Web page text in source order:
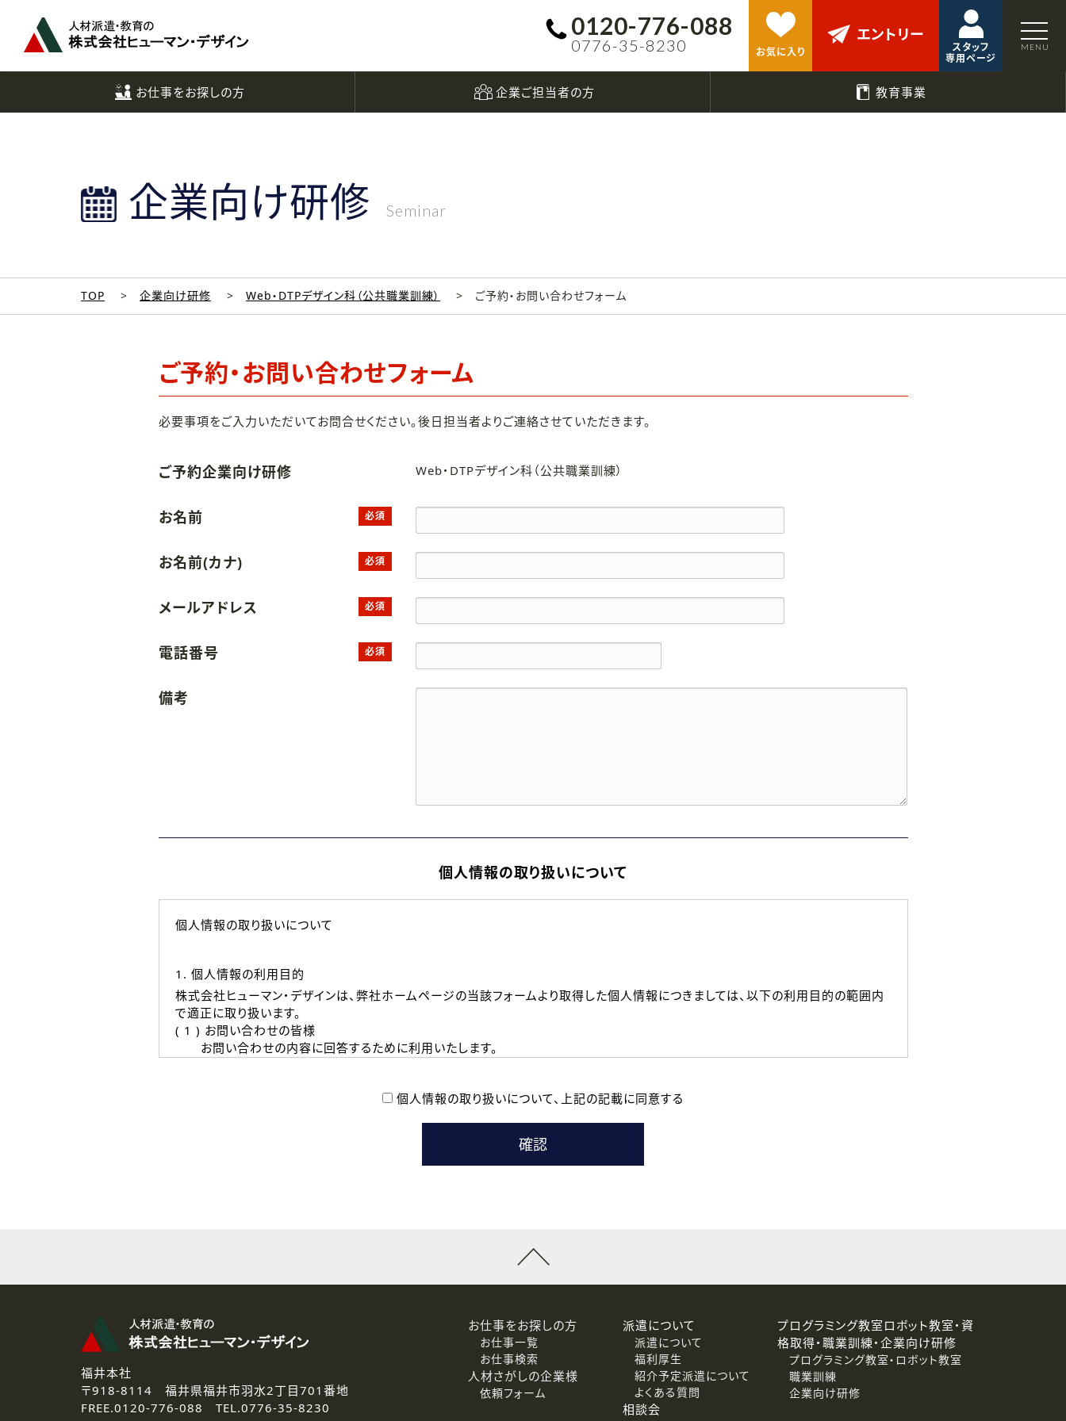
0120-776-088
0776-35-8230 お気に入り
エントリー
スタッフ
専用ページ
お仕事をお探しの方 企業ご担当者の方 教育事業
企業向け研修 Seminar
TOP 企業向け研修 Web・DTPデザイン科（公共職業訓練） ご予約・お問い合わせフォーム
ご予約・お問い合わせフォーム
必要事項をご入力いただいてお問合せください。後日担当者よりご連絡させていただきます。
ご予約企業向け研修 Web・DTPデザイン科（公共職業訓練）
お名前 必須
お名前(カナ) 必須
メールアドレス 必須
電話番号 必須
備考
個人情報の取り扱いについて
個人情報の取り扱いについて
1. 個人情報の利用目的
株式会社ヒューマン・デザインは、弊社ホームページの当該フォームより取得した個人情報につきましては、以下の利用目的の範囲内
で適正に取り扱います。
( 1 ) お問い合わせの皆様
お問い合わせの内容に回答するために利用いたします。
本登録に関するご連絡および本登録時の参考情報として利用いたします。
なお、ご連絡手段は、電話・Ｅメールのいずれかの方法といたします。
3.個人情報の取り扱いの委託
弊社の定める個人情報保護の評価基準を満たした委託先に、個人情報を委託する場合があります。
4.個人情報の開示等について
ご提供いただいた個人情報の開示等（利用目的の通知、開示、訂正、追加または削除、利用の停止、消去および第三者への提供停止）
個人情報の取り扱いについて、 上記の記載に同意する
へ
福井本社
〒918-8114 福井県福井市羽水2丁目701番地
FREE.0120-776-088 TEL.0776-35-8230
お仕事をお探しの方
お仕事一覧
お仕事検索
人材さがしの企業様
依頼フォーム
派遣について
派遣について
福利厚生
紹介予定派遣について
よくある質問
相談会
プログラミング教室ロボット教室・資
格取得・職業訓練・企業向け研修
プログラミング教室・ロボット教室
職業訓練
企業向け研修